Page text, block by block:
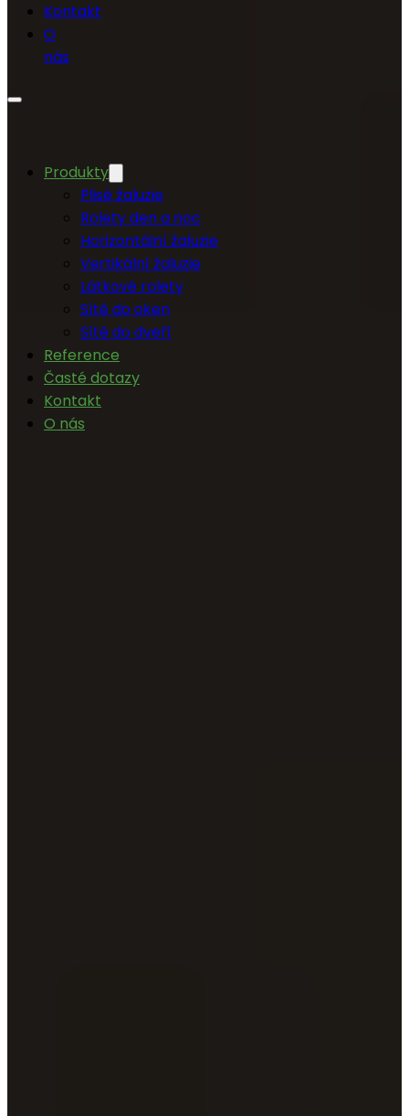
Kontakt
O
nás
Produkty
Plisé žaluzie
Rolety den a noc
Horizontální žaluzie
Vertikální žaluzie
Látkové rolety
Sítě do oken
Sítě do dveří
Reference
Časté dotazy
Kontakt
O nás